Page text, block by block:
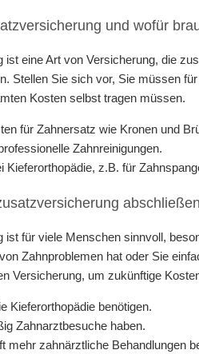
und wofür
eine Art von Versicherung, die
Stellen Sie sich vor, Sie müssen
Kosten selbst tragen müssen.
für Zahnersatz wie Kronen und
Zahnreinigungen.
Kieferorthopädie, z.B. für
für viele Menschen sinnvoll,
Zahnproblemen hat oder Sie
Versicherung, um zukünftige
Kieferorthopädie benötigen.
Zahnarztbesuche haben.
mehr zahnärztliche Behandlungen